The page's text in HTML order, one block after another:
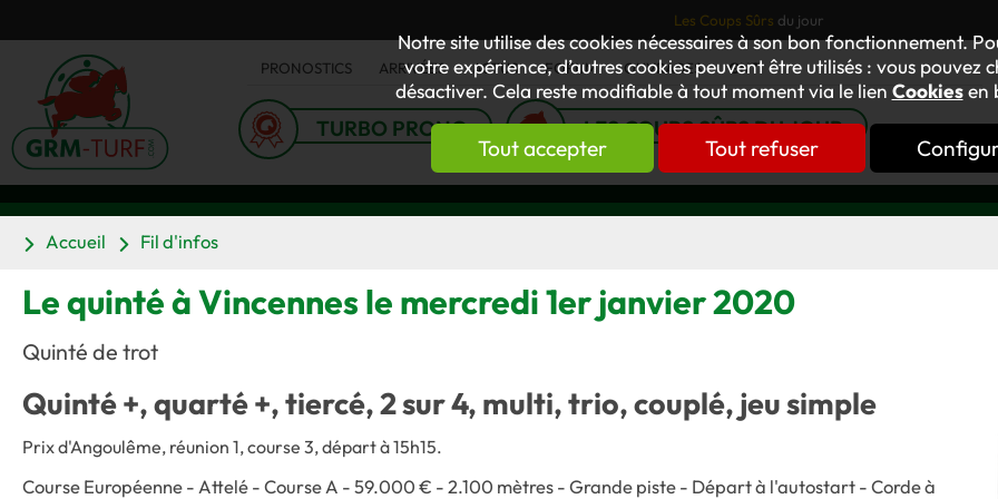
Notre site utilise des cookies nécessaires à son bon fonctionnement.
votre expérience, d’autres cookies peuvent être utilisés : vous pouvez
désactiver. Cela reste modifiable à tout moment via le lien Cookiesen
Tout accepter Tout refuser
Les Coups Sûrs du jour
PRONOSTICS ARRIVÉES ACTUS FORUM OUVRAGES GNT
TURBO PRONO LES COUPS SÛRS DU JOUR
Accueil Fil d'infos
Le quinté à Vincennes le mercredi 1er janvier 2020
Quinté de trot
Quinté +, quarté +, tiercé, 2 sur 4, multi, trio, couplé, jeu simple
Prix d'Angoulême, réunion 1, course 3, départ à 15h15.
Course Européenne - Attelé - Course A - 59.000 € - 2.100 mètres - Grande piste - Départ à l'autostart - Corde à